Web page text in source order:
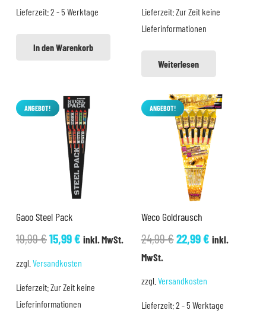
Lieferzeit:2 - 5 Werktage
In den Warenkorb
Lieferzeit:Zur Zeit keine
Lieferinformationen
Weiterlesen
ANGEBOT!
Gaoo Steel Pack
19,99€Ursprünglicher
19,99 €
15,99€Aktueller
15,99 €.
inkl. MwSt.
zzgl. Versandkosten
Lieferzeit:Zur Zeit keine
Lieferinformationen
ANGEBOT!
Weco Goldrausch
24,99€Ursprünglicher
22,99€Aktueller
inkl.
MwSt.
zzgl. Versandkosten
Lieferzeit:2 - 5 Werktage